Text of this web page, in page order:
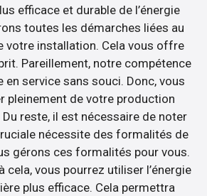
efficace et durable de l’énergie
toutes les démarches liées au
votre installation. Cela vous offre
Pareillement, notre compétence
en service sans souci. Donc, vous
pleinement de votre production
Du reste, il est nécessaire de noter
nécessite des formalités de
gérons ces formalités pour vous.
cela, vous pourrez utiliser l’énergie
plus efficace. Cela permettra